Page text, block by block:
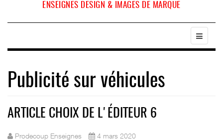
ENSEIGNES DESIGN & IMAGES DE MARQUE
Publicité sur véhicules
ARTICLE CHOIX DE L'ÉDITEUR 6
Prodecoup Enseignes 4 mars 2020